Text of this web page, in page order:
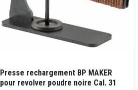
Presse rechargement BP MAKER
pour revolver poudre noire Cal. 31